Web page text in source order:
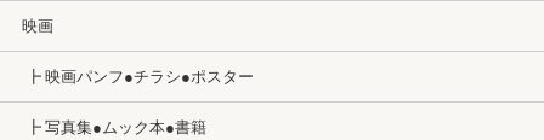
映画
┣ 映画パンフ●チラシ●ポスター
┣ 写真集●ムック本●書籍